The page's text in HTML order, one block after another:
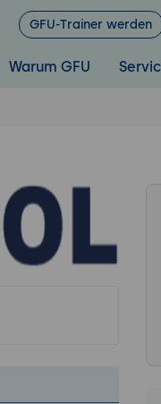
GFU-Trainer werden
Warum GFU